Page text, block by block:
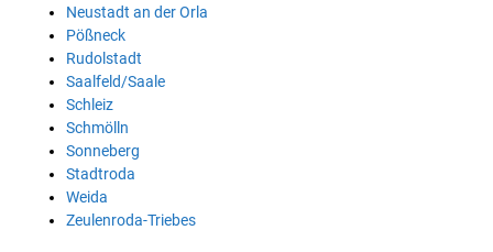
Neustadt an der Orla
Pößneck
Rudolstadt
Saalfeld/Saale
Schleiz
Schmölln
Sonneberg
Stadtroda
Weida
Zeulenroda-Triebes